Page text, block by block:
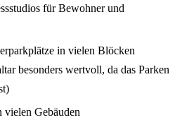
für Bewohner und
in vielen Blöcken
besonders wertvoll, da das Parken
Gebäuden